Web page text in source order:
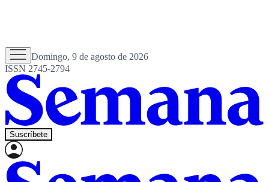
Domingo, 9 de agosto de 2026
ISSN 2745-2794
Suscríbete